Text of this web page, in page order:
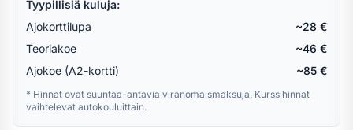
Tyypillisiä kuluja:
Ajokorttilupa
~28 €
Teoriakoe
~46 €
Ajokoe (A2-kortti)
~85 €
* Hinnat ovat suuntaa-antavia viranomaismaksuja. Kurssihinnat
vaihtelevat autokouluittain.